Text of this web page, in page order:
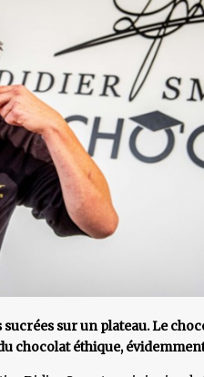
sur un plateau. Le
chocolat éthique,